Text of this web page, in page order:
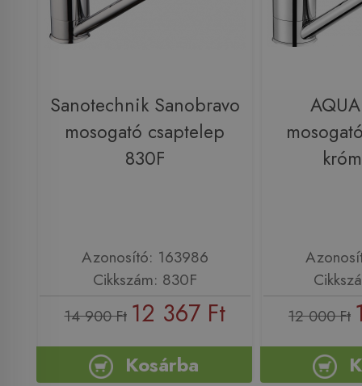
Sanotechnik Sanobravo
mosogató csaptelep
830F
Azonosító: 163986
Cikkszám: 830F
14 900 Ft 12 367 Ft
Kosárba
12 000 Ft